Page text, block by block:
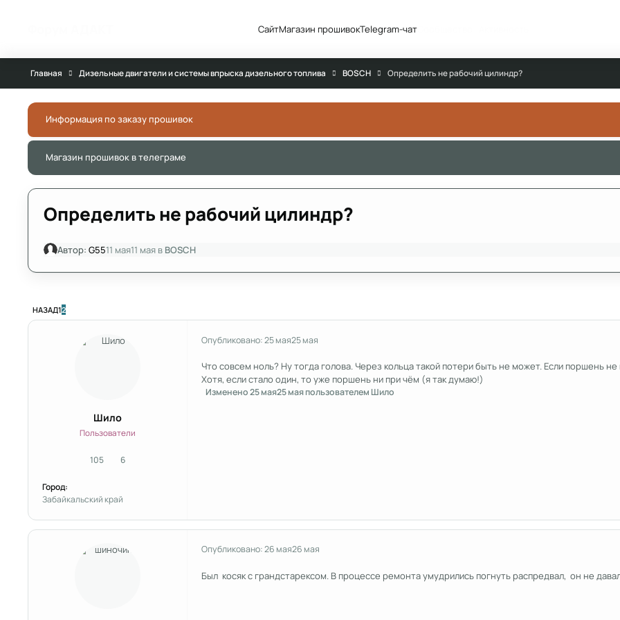
СайтМагазин прошивокTelegram-чатСообщество
Главная Дизельные двигатели и системы впрыска дизельного топлива BOSCH Определить не рабочий цилиндр?
Информация по заказу прошивок
Магазин прошивок в телеграме
Определить не рабочий цилиндр?
Автор: G5511 мая11 маяв BOSCH
ПЕРВАЯ СТРАНИЦА
НАЗАД12
Шило
Пользователи
105сообщения
6Репутация
Город:
Забайкальский край
Опубликовано:25 мая25 мая
Что совсем ноль? Ну тогда голова. Через кольца такой потери быть не может. Если поршень не
Хотя, если стало один, то уже поршень ни при чём (я так думаю!)
Изменено25 мая25 маяпользователем Шило
Опубликовано:26 мая26 мая
Был косяк с грандстарексом. В процессе ремонта умудрились погнуть распредвал, он не